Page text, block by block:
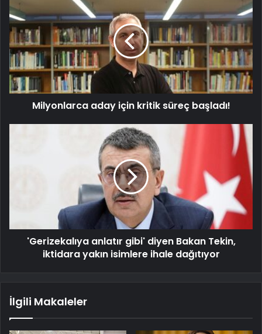
Milyonlarca aday için kritik süreç başladı!
'Gerizekalıya anlatır gibi' diyen Bakan Tekin,
iktidara yakın isimlere ihale dağıtıyor
İlgili Makaleler